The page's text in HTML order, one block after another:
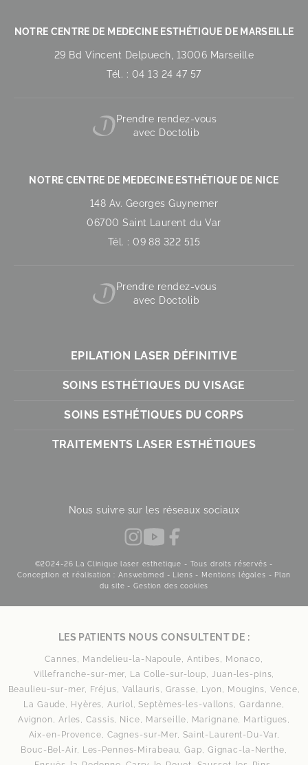
NOTRE CENTRE DE MEDECINE ESTHÉTIQUE DE MARSEILLE
29 Bd Vincent Delpuech, 13006 Marseille
Tél. : 04 13 24 47 57
Prendre rendez-vous
avec Doctolib
NOTRE CENTRE DE MEDECINE ESTHÉTIQUE DE NICE
148 Av. Georges Guynemer
06700 Saint Laurent du Var
Tél. : 09 88 322 515
Prendre rendez-vous
avec Doctolib
EPILATION LASER DÉFINITIVE
SOINS ESTHÉTIQUES DU VISAGE
SOINS ESTHÉTIQUES DU CORPS
TRAITEMENTS LASER ESTHÉTIQUES
Nous suivre sur les réseaux sociaux
©2024-26 La Clinique laser esthetique - Tous droits réservés -
Conception et réalisation : Answebmed - Liens - Mentions légales - Plan
du site -Gestion des cookies
LES PATIENTS NOUS CONSULTENT DE :
Cannes, Mandelieu-la-Napoule, Antibes, Monaco,
Villefranche-sur-mer, La Colle-sur-loup, Juan-les-pins,
Beaulieu-sur-mer, Fréjus, Vallauris, Grasse, Lyon, Mougins, Vence,
La Gaude, Hyères, Auriol, Septèmes-les-vallons, Gardanne,
Avignon, Arles, Cassis, Nice, Marseille, Marignane, Martigues,
Aix-en-Provence, Cagnes-sur-Mer, Saint-Laurent-Du-Var,
Bouc-Bel-Air, Les-Pennes-Mirabeau, Gap, Gignac-la-Nerthe,